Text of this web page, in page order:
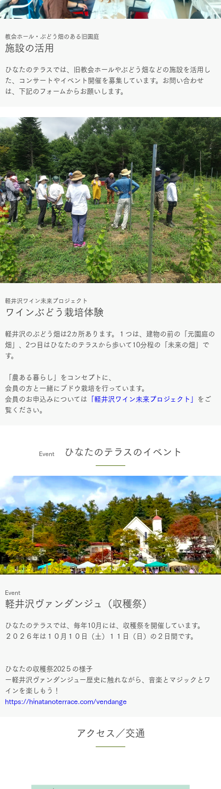
教会ホール・ぶどう畑のある旧園庭
施設の活用
ひなたのテラスでは、旧教会ホールやぶどう畑などの施設を活用し
た、コンサートやイベント開催を募集しています。お問い合わせ
は、下記のフォームからお願いします。
軽井沢ワイン未来プロジェクト
ワインぶどう栽培体験
軽井沢のぶどう畑は2カ所あります。１つは、建物の前の「元園庭の
畑」、2つ目はひなたのテラスから歩いて10分程の「未来の畑」で
す。
「農ある暮らし」をコンセプトに、
会員の方と一緒にブドウ栽培を行っています。
会員のお申込みについては 「軽井沢ワイン未来プロジェクト」
をご
覧ください。
Event ひなたのテラスのイベント
Event
軽井沢ヴァンダンジュ（収穫祭）
ひなたのテラスでは、毎年10月には、収穫祭を開催しています。
２０２６年は１０月１０日（土）１１日（日）の２日間です。
ひなたの収穫祭202５の様子
ー軽井沢ヴァンダンジュー歴史に触れながら、音楽とマジックとワ
インを楽しもう！
https://hinatanoterrace.com/vendange
アクセス／交通